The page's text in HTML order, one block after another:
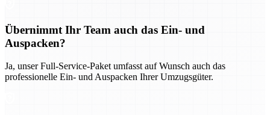
Übernimmt Ihr Team auch das Ein- und
Auspacken?
Ja, unser Full-Service-Paket umfasst auf Wunsch auch das
professionelle Ein- und Auspacken Ihrer Umzugsgüter.